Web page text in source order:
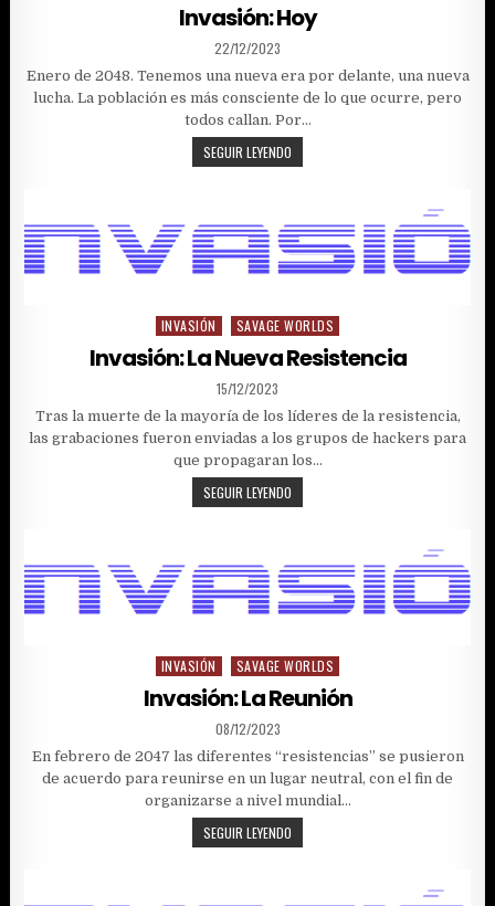
Invasión: Hoy
PUBLISHED
DATE:
22/12/2023
Enero de 2048. Tenemos una nueva era por delante, una nueva
lucha. La población es más consciente de lo que ocurre, pero
todos callan. Por…
SEGUIR LEYENDO
HOY
Posted
in
INVASIÓN SAVAGE WORLDS
Invasión: La Nueva Resistencia
PUBLISHED
DATE:
15/12/2023
Tras la muerte de la mayoría de los líderes de la resistencia,
las grabaciones fueron enviadas a los grupos de hackers para
que propagaran los…
SEGUIR LEYENDO
LA
Posted
INVASIÓN SAVAGE WORLDS
Invasión: La Reunión
PUBLISHED
DATE:
08/12/2023
En febrero de 2047 las diferentes “resistencias” se pusieron
de acuerdo para reunirse en un lugar neutral, con el fin de
organizarse a nivel mundial…
SEGUIR LEYENDO
LA